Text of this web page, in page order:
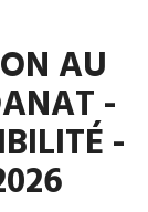
AU
-
-